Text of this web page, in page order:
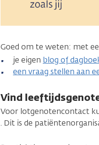
Goed om te weten: met
je eigen blog of
een vraag stellen aan
Vind
Voor lotgenotencontact
. Dit is de